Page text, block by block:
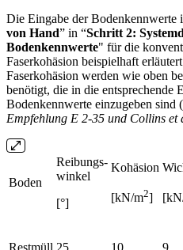
Die Eingabe der Bodenkennwerte
von Hand” in “Schritt 2:
Bodenkennwerte" für die
Faserkohäsion beispielhaft
Faserkohäsion werden wie oben
benötigt, die in die entsprechende
Bodenkennwerte einzugeben sind (
Empfehlung E 2-35 und Collins et
Boden
Reibungs-
winkel
[°]
Kohäsion
[kN/m2]
Restmüll 25 10 9